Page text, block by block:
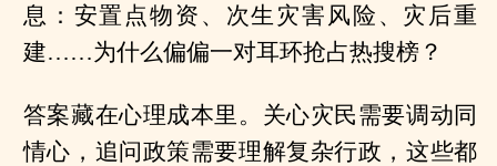
息：安置点物资、次生灾害风险、灾后重
建……为什么偏偏一对耳环抢占热搜榜？
答案藏在心理成本里。关心灾民需要调动同
情心，追问政策需要理解复杂行政，这些都